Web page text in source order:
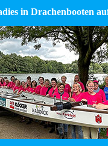
in Drachenbooten